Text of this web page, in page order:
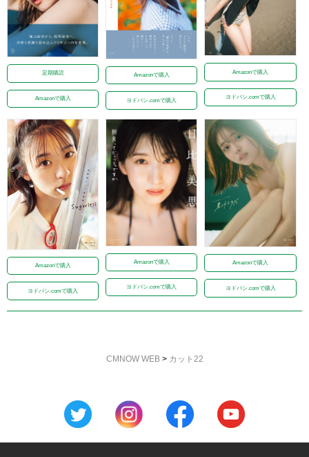
定期購読
Amazonで購入
Amazonで購入
ヨドバシ.comで購入
Amazonで購入
ヨドバシ.comで購入
Amazonで購入
ヨドバシ.comで購入
Amazonで購入
ヨドバシ.comで購入
Amazonで購入
ヨドバシ.comで購入
CMNOW WEB> カット22